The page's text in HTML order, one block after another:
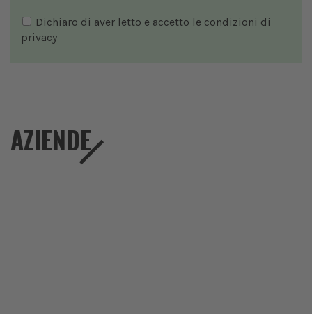
Dichiaro di aver letto e accetto le condizioni di
privacy
AZIENDE